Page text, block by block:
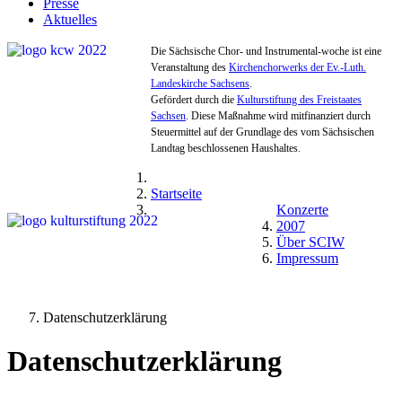
Presse
Aktuelles
Die Sächsische Chor- und Instrumental-woche ist eine
Veranstaltung des Kirchenchorwerks der Ev.-Luth.
Landeskirche Sachsens.
Gefördert durch die Kulturstiftung des Freistaates
Sachsen. Diese Maßnahme wird mitfinanziert durch
Steuermittel auf der Grundlage des vom Sächsischen
Landtag beschlossenen Haushaltes.
Startseite
Konzerte
2007
Über SCIW
Impressum
Datenschutzerklärung
Datenschutzerklärung